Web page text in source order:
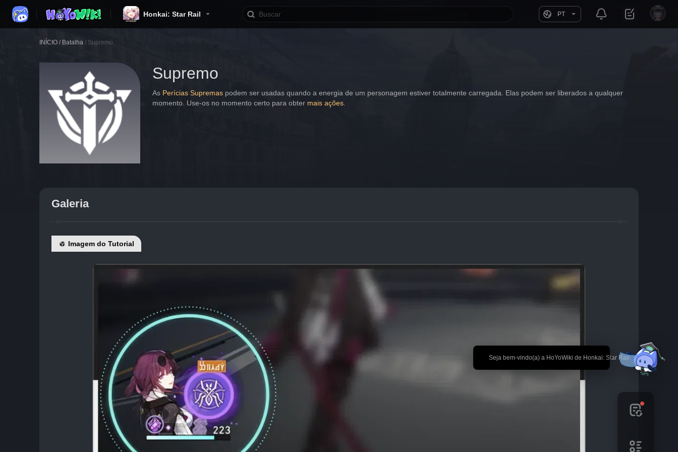
Honkai: Star Rail PT
🎉 Seja bem-vindo(a) a HoYoWiki de Honkai: Star Rail!
INÍCIO / Batalha / Supremo
Supremo
As Perícias Supremas podem ser usadas ​​quando a energia de um personagem estiver totalmente carregada. Elas podem ser liberados a qualquer
momento. Use-os no momento certo para obter mais ações
Galeria
Imagem do Tutorial